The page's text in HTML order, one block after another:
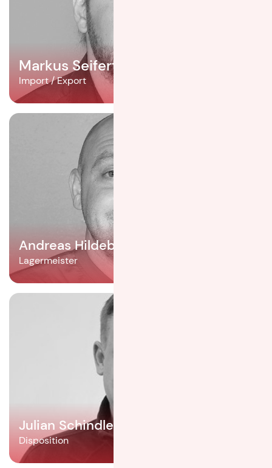
Markus Seifert
Import / Export
Andreas Hildebrandt
Lagermeister
Julian Schindler
Disposition